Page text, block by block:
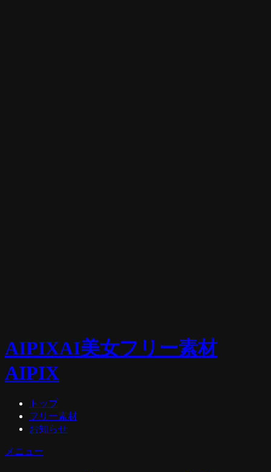
AIPIXAI美女フリー素材
AIPIX
トップ
フリー素材
お知らせ
メニュー